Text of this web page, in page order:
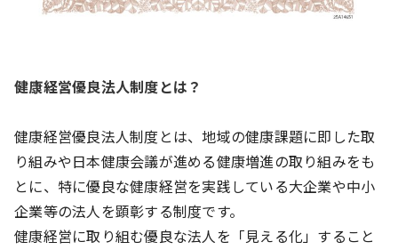
健康経営優良法人制度とは？
健康経営優良法人制度とは、地域の健康課題に即した取
り組みや日本健康会議が進める健康増進の取り組みをも
とに、特に優良な健康経営を実践している大企業や中小
企業等の法人を顕彰する制度です。
健康経営に取り組む優良な法人を「見える化」すること